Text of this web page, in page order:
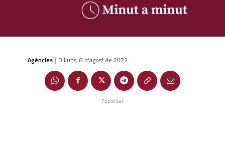
Agències | Dilluns, 8 d'agost de 2022
- Publicitat -